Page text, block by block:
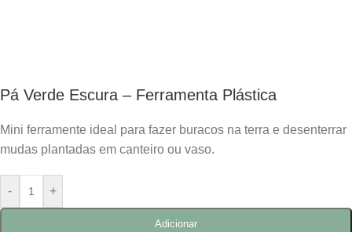
Pá Verde Escura – Ferramenta Plástica
Mini ferramente ideal para fazer buracos na terra e desenterrar
mudas plantadas em canteiro ou vaso.
- +
Adicionar